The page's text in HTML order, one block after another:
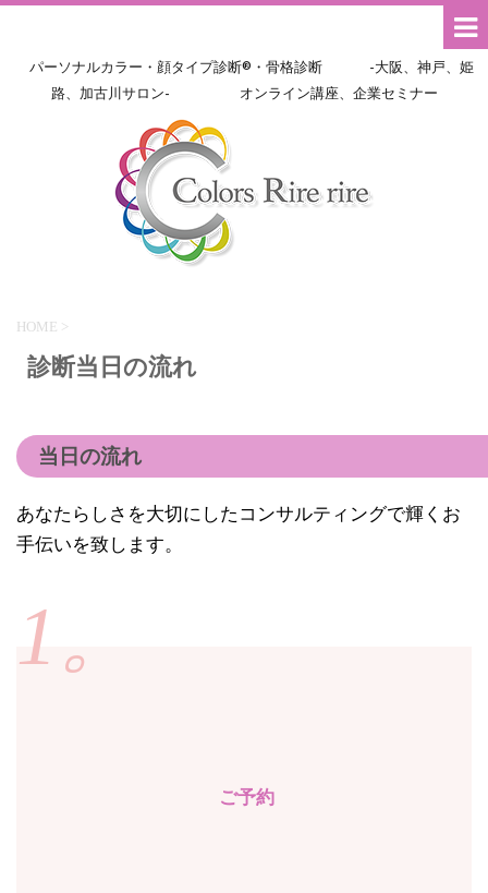
パーソナルカラー・顔タイプ診断®・骨格診断 -大阪、神戸、姫
路、加古川サロン- オンライン講座、企業セミナー
HOME >
診断当日の流れ
当日の流れ
あなたらしさを大切にしたコンサルティングで輝くお
手伝いを致します。
1。
ご予約